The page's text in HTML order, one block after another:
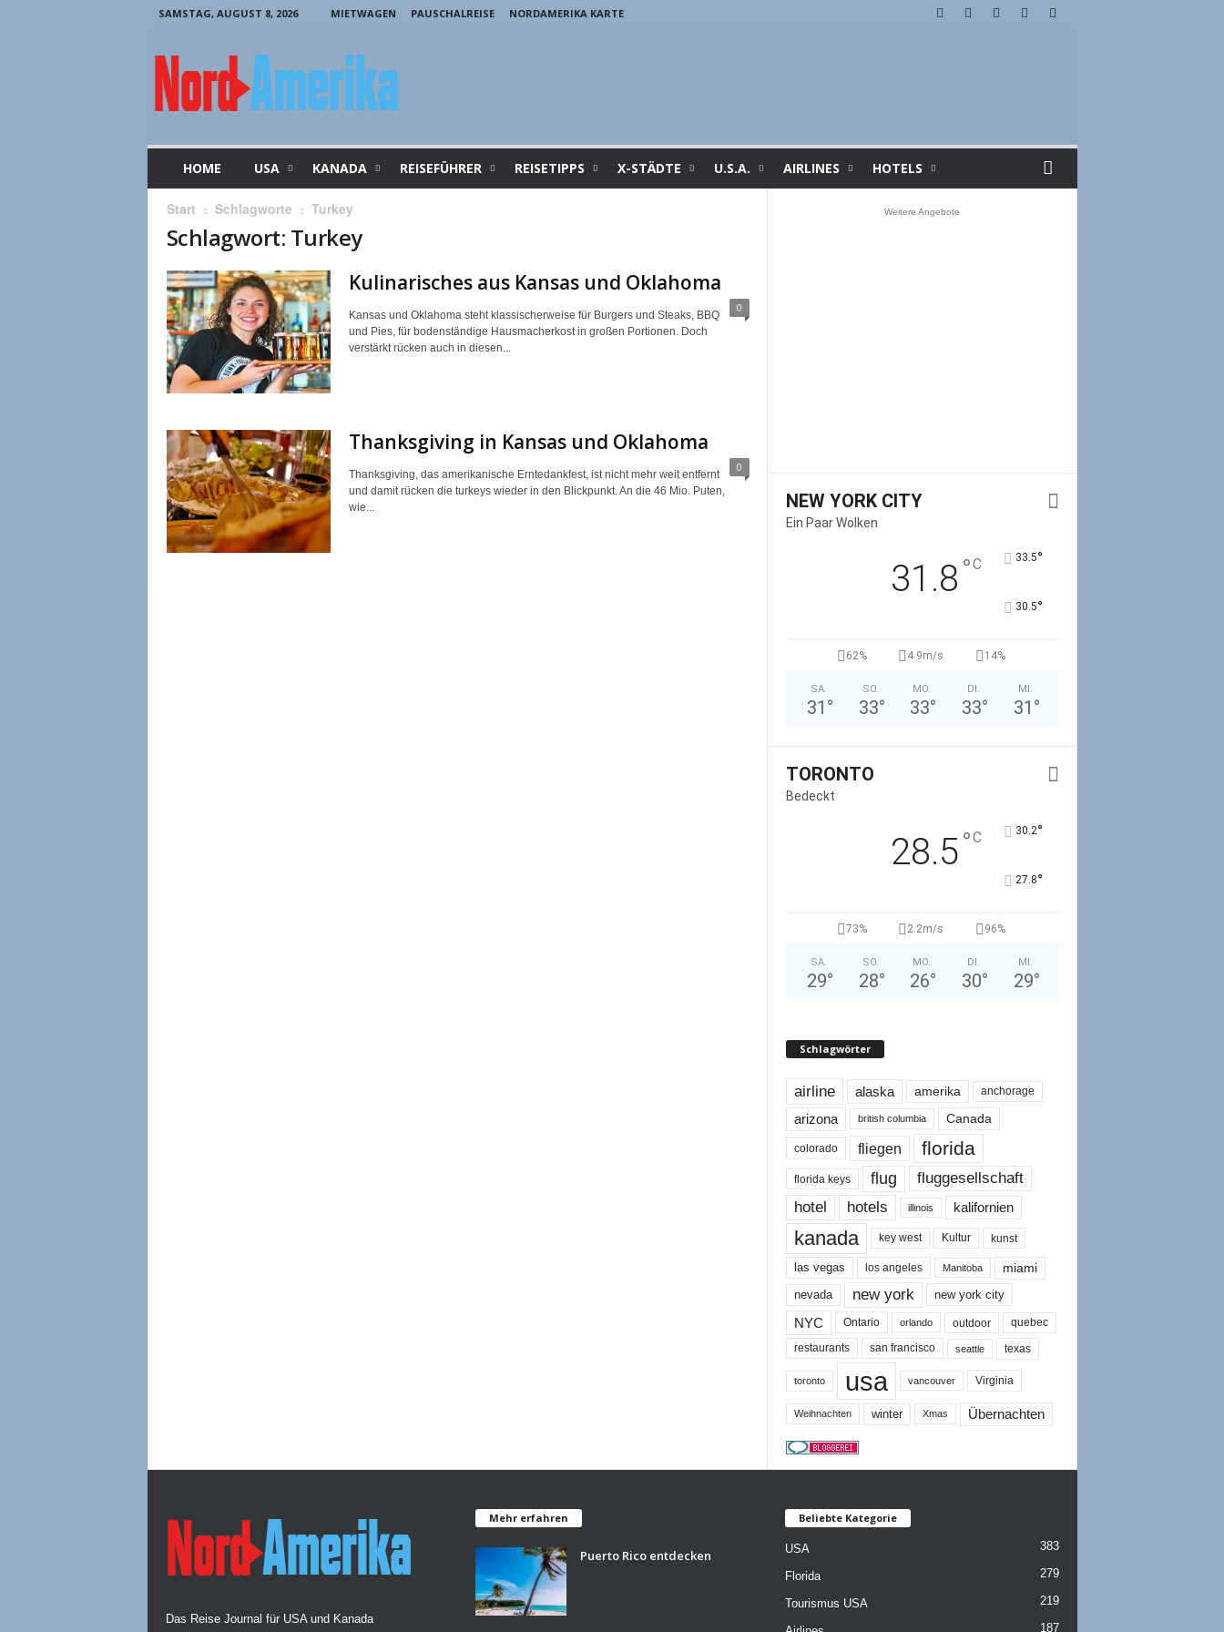
SAMSTAG, AUGUST 8, 2026 MIETWAGEN PAUSCHALREISE NORDAMERIKA KARTE
HOME USA KANADA REISEFÜHRER REISETIPPS X-STÄDTE U.S.A. AIRLINES HOTELS
Start Schlagworte Turkey
Schlagwort: Turkey
Kulinarisches aus Kansas und Oklahoma
0
Kansas und Oklahoma steht klassischerweise für Burgers und Steaks, BBQ
und Pies, für bodenständige Hausmacherkost in großen Portionen. Doch
verstärkt rücken auch in diesen...
Thanksgiving in Kansas und Oklahoma
0
Thanksgiving, das amerikanische Erntedankfest, ist nicht mehr weit entfernt
und damit rücken die turkeys wieder in den Blickpunkt. An die 46 Mio. Puten,
wie...
Weitere Angebote
NEW YORK CITY
Ein Paar Wolken
31.8 °C 33.5°
30.5°
62% 4.9m/s 14%
SA.
31 °
SO.
33°
MO.
33°
DI.
33°
MI.
31 °
TORONTO
Bedeckt
28.5°C 30.2°
27.8°
73% 2.2m/s 96%
SA.
29°
SO.
28°
MO.
26°
DI.
30°
MI.
29°
Schlagwörter
airline alaska amerika anchorage
arizona british columbia Canada
colorado fliegen florida
florida keys flug
fluggesellschaft
hotel
hotels illinois kalifornien
kanada key west Kultur kunst
las vegas los angeles Manitoba miami
nevada new york new york city
NYC Ontario orlando outdoor quebec
restaurants san francisco seattle texas
toronto usa vancouver Virginia
Weihnachten winter Xmas Übernachten
Das Reise Journal für USA und Kanada
Mehr erfahren
Puerto Rico entdecken
Beliebte Kategorie
USA 383
Florida 279
Tourismus USA 219
187